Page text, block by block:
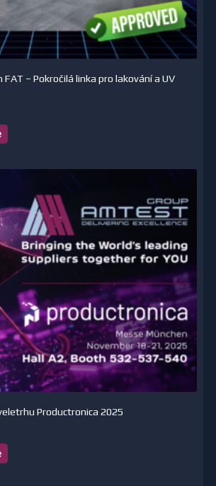
FAT – Pokročilá linka pro lakování a UV
Productronica 2025